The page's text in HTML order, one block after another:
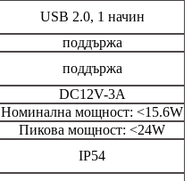
USB 2.0, 1 начин
поддържа
поддържа
DC12V-3A
Номинална мощност: <15.6W
Пикова мощност: <24W
IP54